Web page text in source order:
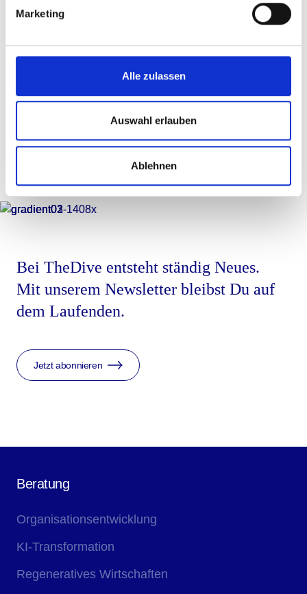
Marketing
Alle zulassen
Auswahl erlauben
Ablehnen
Als Mitgründerin und Vorständin einer kleinen
und 16 Jahre Führungserfahrung gesammelt. Dadurch
fällt es ihr in der Begleitung von
Transformationsprozessen leich, die Perspektive der
Führungskraft einzunehmen und zu integrieren.
Bei TheDive entsteht ständig Neues.
Mit unserem Newsletter bleibst Du auf
dem Laufenden.
Jetzt abonnieren
Beratung
Organisationsentwicklung
KI-Transformation
Regeneratives Wirtschaften